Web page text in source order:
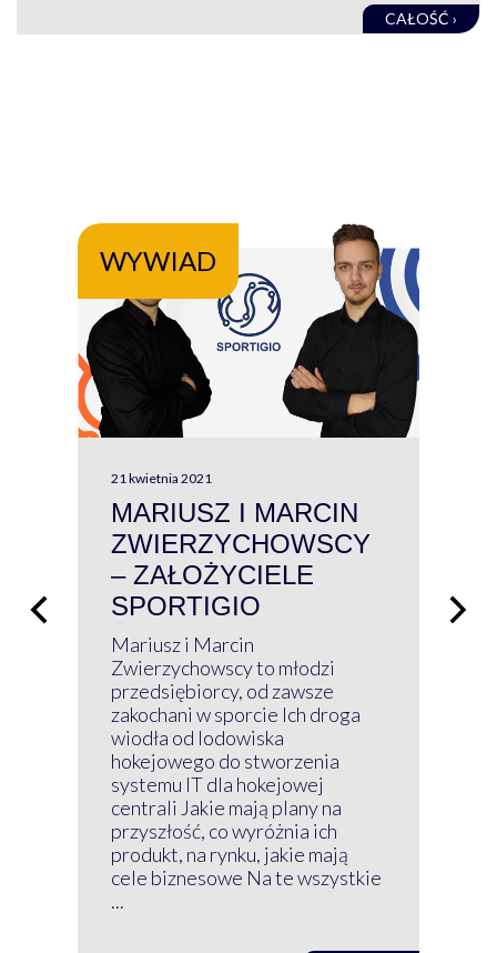
CAŁOŚĆ ›
WYWIAD
21 kwietnia 2021
MARIUSZ I MARCIN
ZWIERZYCHOWSCY
– ZAŁOŻYCIELE
SPORTIGIO
Mariusz i Marcin
Zwierzychowscy to młodzi
przedsiębiorcy, od zawsze
zakochani w sporcie Ich droga
wiodła od lodowiska
hokejowego do stworzenia
systemu IT dla hokejowej
centrali Jakie mają plany na
przyszłość, co wyróżnia ich
produkt, na rynku, jakie mają
cele biznesowe Na te wszystkie
...